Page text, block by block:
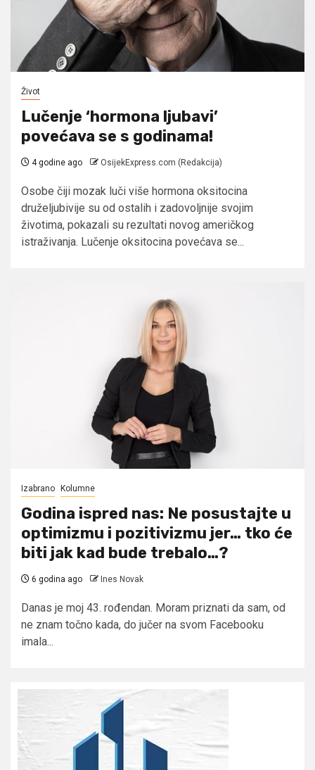
Život
Lučenje ‘hormona ljubavi’
povećava se s godinama!
4 godine ago OsijekExpress.com (Redakcija)
Osobe čiji mozak luči više hormona oksitocina
druželjubivije su od ostalih i zadovoljnije svojim
životima, pokazali su rezultati novog američkog
istraživanja. Lučenje oksitocina povećava se...
Izabrano Kolumne
Godina ispred nas: Ne posustajte u
optimizmu i pozitivizmu jer… tko će
biti jak kad bude trebalo…?
6 godina ago Ines Novak
Danas je moj 43. rođendan. Moram priznati da sam, od
ne znam točno kada, do jučer na svom Facebooku
imala...